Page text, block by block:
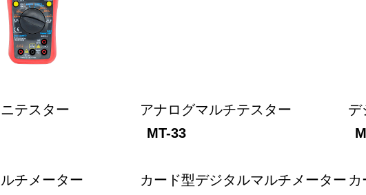
テスター
チメーター
アナログマルチテスター
MT-33
カード型デジタルマルチメーター
デ
カ